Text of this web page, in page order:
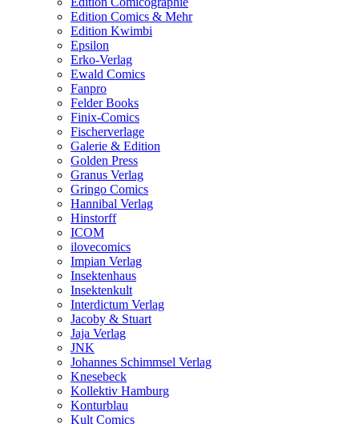
Edition Comics & Mehr
Edition Kwimbi
Epsilon
Erko-Verlag
Ewald Comics
Fanpro
Felder Books
Finix-Comics
Fischerverlage
Galerie & Edition
Golden Press
Granus Verlag
Gringo Comics
Hannibal Verlag
Hinstorff
ICOM
ilovecomics
Impian Verlag
Insektenhaus
Insektenkult
Interdictum Verlag
Jacoby & Stuart
Jaja Verlag
JNK
Johannes Schimmsel Verlag
Knesebeck
Kollektiv Hamburg
Konturblau
Kult Comics